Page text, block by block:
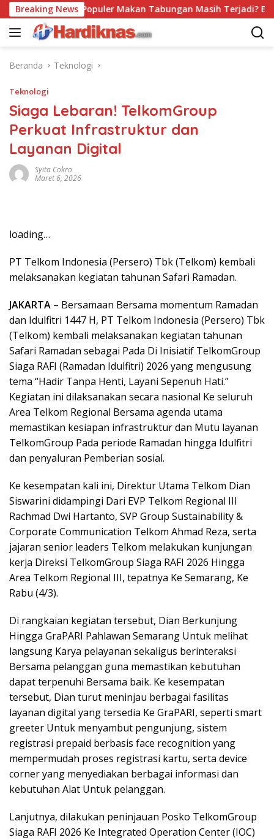
Langsung
ke
konten
Breaking News
Trend Populer Makan Tabungan Masih Terjadi? Ekonom
Beranda Teknologi
Teknologi
Siaga Lebaran! TelkomGroup
Perkuat Infrastruktur dan
Layanan Digital
Syita Cokro
Maret 6, 2026
loading…
PT Telkom Indonesia (Persero) Tbk (Telkom) kembali
melaksanakan kegiatan tahunan Safari Ramadan.
JAKARTA – Bersamaan Bersama momentum Ramadan
dan Idulfitri 1447 H, PT Telkom Indonesia (Persero) Tbk
(Telkom) kembali melaksanakan kegiatan tahunan
Safari Ramadan sebagai Pada Di Inisiatif TelkomGroup
Siaga RAFI (Ramadan Idulfitri) 2026 yang mengusung
tema “Hadir Tanpa Henti, Layani Sepenuh Hati.”
Kegiatan ini dilaksanakan secara nasional Ke seluruh
Area Telkom Regional Bersama agenda utama
memastikan kesiapan infrastruktur dan Mutu layanan
TelkomGroup Pada periode Ramadan hingga Idulfitri
dan penyaluran Pemberian sosial.
Ke kesempatan kali ini, Direktur Utama Telkom Dian
Siswarini didampingi Dari EVP Telkom Regional III
Rachmad Dwi Hartanto, SVP Group Sustainability &
Corporate Communication Telkom Ahmad Reza, serta
jajaran senior leaders Telkom melakukan kunjungan
kerja Direksi TelkomGroup Siaga RAFI 2026 Hingga
Area Telkom Regional III, tepatnya Ke Semarang, Ke
Rabu (4/3).
Di rangkaian kegiatan tersebut, Dian Berkunjung
Hingga GraPARI Pahlawan Semarang Untuk melihat
langsung Karya pelayanan sekaligus berinteraksi
Bersama pelanggan guna memastikan kebutuhan
dapat terpenuhi Bersama baik. Ke kesempatan
tersebut, Dian turut meninjau berbagai fasilitas
layanan digital yang tersedia Ke GraPARI, seperti smart
greeter Untuk menyambut pengunjung, sistem
registrasi prepaid berbasis face recognition yang
mempermudah proses registrasi kartu, serta device
corner yang menyediakan berbagai informasi dan
kebutuhan Alat Untuk pelanggan.
Lanjutnya, dilakukan peninjauan Posko TelkomGroup
Siaga RAFI 2026 Ke Integrated Operation Center (IOC)